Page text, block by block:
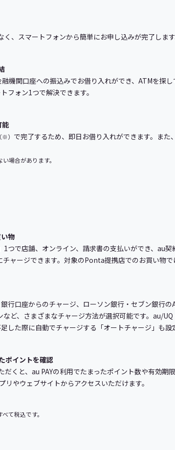
、スマートフォンから簡単にお申し込みが完了します
機関口座への振込みでお借り入れができ、ATMを探
フォン1つで解決できます。
能
（※） で完了するため、即日お借り入れができます。ま
場合があります。
物
1つで店舗、オンライン、請求書の支払いができ、au
ャージできます。対象のPonta提携店でのお買い物
行口座からのチャージ、ローソン銀行・セブン銀行
など、さまざまなチャージ方法が選択可能です。au/
した際に自動でチャージする「オートチャージ」も設
ポイントを確認
だくと、au PAYの利用でたまったポイント数や有効期
やウェブサイトからアクセスいただけます。
て税込です。